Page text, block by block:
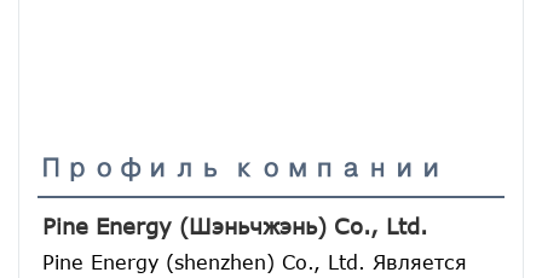
Профиль компании
Pine Energy (Шэньчжэнь) Co., Ltd.
Pine Energy (shenzhen) Co., Ltd. Является